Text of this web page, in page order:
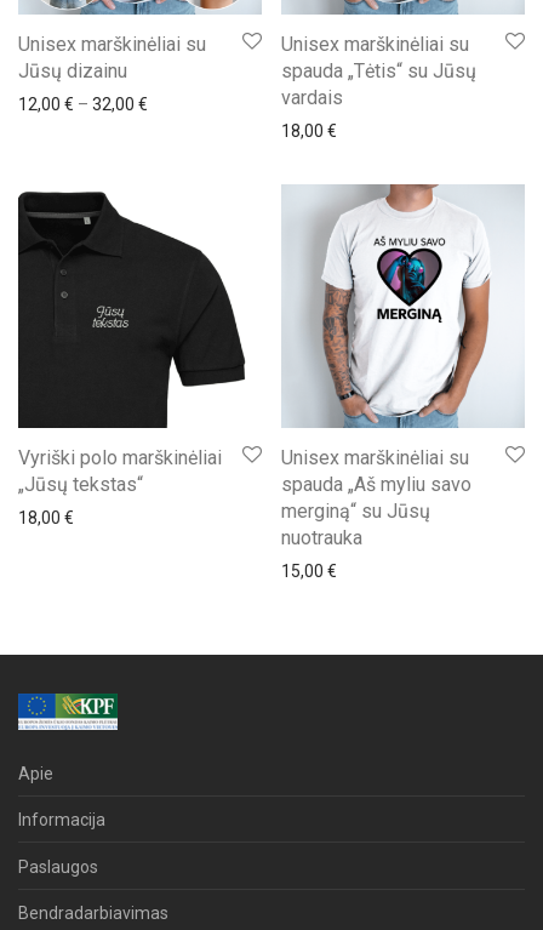
Unisex marškinėliai su
Jūsų dizainu
12,00 € – 32,00 € Price range: 12,00 € through 32,00 €
Unisex marškinėliai su
spauda „Tėtis“ su Jūsų
vardais
18,00 €
Vyriški polo marškinėliai
„Jūsų tekstas“
18,00 €
Unisex marškinėliai su
spauda „Aš myliu savo
merginą“ su Jūsų
nuotrauka
15,00 €
Apie
Informacija
Paslaugos
Bendradarbiavimas